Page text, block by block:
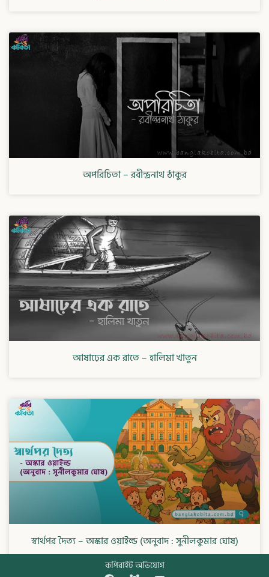
অপরিচিতা – রবীন্দ্রনাথ ঠাকুর
আষাঢ়ের এক রাতে – হালিমা খাতুন
স্বার্থপর দৈত্য – অস্কার ওয়াইল্ড (অনুবাদ : সুনীলকুমার ঘোষ)
কপিরাইট অভিযোগ